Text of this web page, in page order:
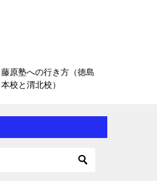
藤原塾への行き方（徳島
本校と渭北校）